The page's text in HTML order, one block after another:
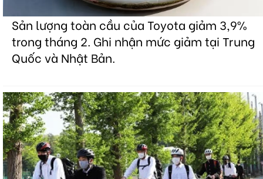
Sản lượng toàn cầu của Toyota giảm 3,9%
trong tháng 2. Ghi nhận mức giảm tại Trung
Quốc và Nhật Bản.